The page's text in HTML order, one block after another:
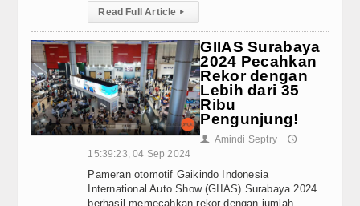
STEREO NETWORK
Video
Home Audio & Visual
Read Full Article ▸
GIIAS Surabaya
2024 Pecahkan
Rekor dengan
Lebih dari 35
Ribu
Pengunjung!
👤 Amindi Septry 🕔
15:39:23, 04 Sep 2024
Pameran otomotif Gaikindo Indonesia
International Auto Show (GIIAS) Surabaya 2024
berhasil memecahkan rekor dengan jumlah